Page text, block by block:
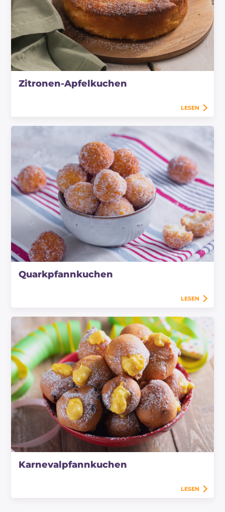
Zitronen-Apfelkuchen
LESEN
Quarkpfannkuchen
LESEN
Karnevalpfannkuchen
LESEN